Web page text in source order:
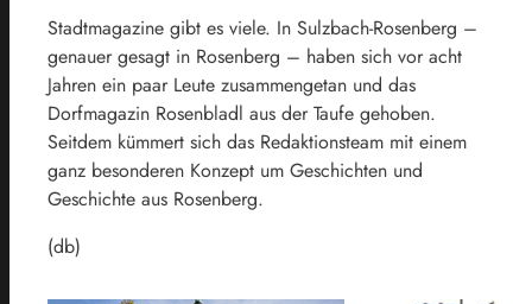
Stadtmagazine gibt es viele. In Sulzbach-Rosenberg –
genauer gesagt in Rosenberg – haben sich vor acht
Jahren ein paar Leute zusammengetan und das
Dorfmagazin Rosenbladl aus der Taufe gehoben.
Seitdem kümmert sich das Redaktionsteam mit einem
ganz besonderen Konzept um Geschichten und
Geschichte aus Rosenberg.
(db)